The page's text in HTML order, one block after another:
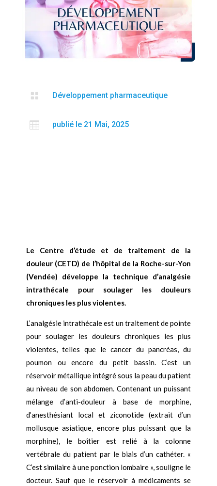
 Développement pharmaceutique
 publié le 21 Mai, 2025
Le Centre d’étude et de traitement de la
douleur (CETD) de l’hôpital de la Roche-sur-Yon
(Vendée) développe la technique d’analgésie
intrathécale pour soulager les douleurs
chroniques les plus violentes.
L’analgésie intrathécale est un traitement de pointe
pour soulager les douleurs chroniques les plus
violentes, telles que le cancer du pancréas, du
poumon ou encore du petit bassin. C’est un
réservoir métallique intégré sous la peau du patient
au niveau de son abdomen. Contenant un puissant
mélange d’anti-douleur à base de morphine,
d’anesthésiant local et ziconotide (extrait d’un
mollusque asiatique, encore plus puissant que la
morphine), le boîtier est relié à la colonne
vertébrale du patient par le biais d’un cathéter. «
C’est similaire à une ponction lombaire », souligne le
docteur. Sauf que le réservoir à médicaments se